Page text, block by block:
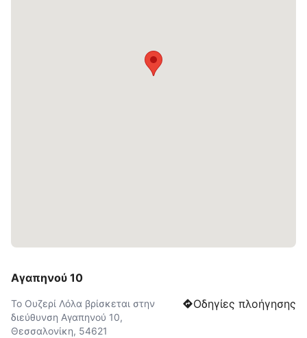
Αγαπηνού 10
Το Ουζερί Λόλα βρίσκεται στην
διεύθυνση Αγαπηνού 10,
Θεσσαλονίκη, 54621
Οδηγίες πλοήγησης